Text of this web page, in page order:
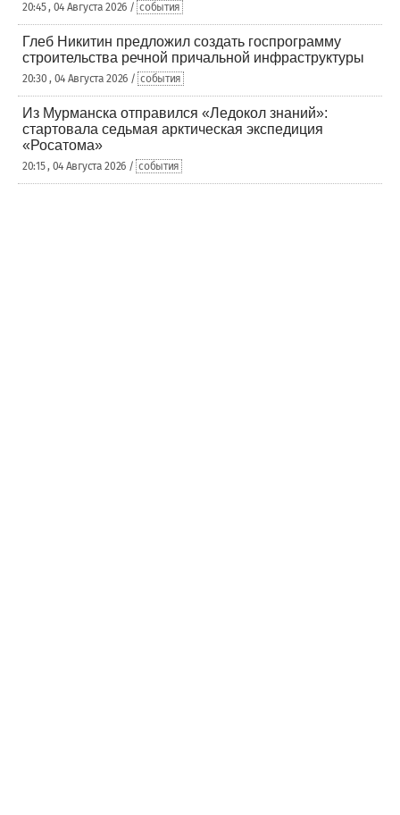
20:45 , 04 Августа 2026 / события
Глеб Никитин предложил создать госпрограмму
строительства речной причальной инфраструктуры
20:30 , 04 Августа 2026 / события
Из Мурманска отправился «Ледокол знаний»:
стартовала седьмая арктическая экспедиция
«Росатома»
20:15 , 04 Августа 2026 / события